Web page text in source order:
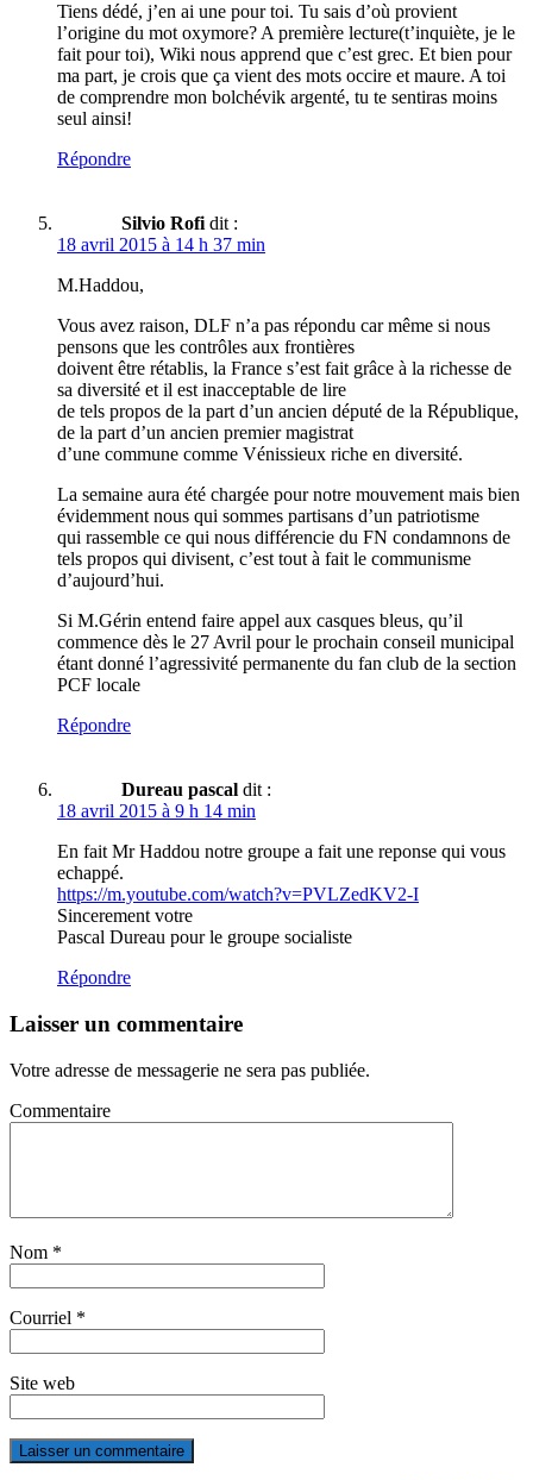
Tiens dédé, j’en ai une pour toi. Tu sais d’où provient
l’origine du mot oxymore? A première lecture(t’inquiète, je le
fait pour toi), Wiki nous apprend que c’est grec. Et bien pour
ma part, je crois que ça vient des mots occire et maure. A toi
de comprendre mon bolchévik argenté, tu te sentiras moins
seul ainsi!
Répondre
Silvio Rofi dit :
18 avril 2015 à 14 h 37 min
M.Haddou,
Vous avez raison, DLF n’a pas répondu car même si nous
pensons que les contrôles aux frontières
doivent être rétablis, la France s’est fait grâce à la richesse de
sa diversité et il est inacceptable de lire
de tels propos de la part d’un ancien député de la République,
de la part d’un ancien premier magistrat
d’une commune comme Vénissieux riche en diversité.
La semaine aura été chargée pour notre mouvement mais bien
évidemment nous qui sommes partisans d’un patriotisme
qui rassemble ce qui nous différencie du FN condamnons de
tels propos qui divisent, c’est tout à fait le communisme
d’aujourd’hui.
Si M.Gérin entend faire appel aux casques bleus, qu’il
commence dès le 27 Avril pour le prochain conseil municipal
étant donné l’agressivité permanente du fan club de la section
PCF locale
Répondre
Dureau pascal dit :
18 avril 2015 à 9 h 14 min
En fait Mr Haddou notre groupe a fait une reponse qui vous
echappé.
https://m.youtube.com/watch?v=PVLZedKV2-I
Sincerement votre
Pascal Dureau pour le groupe socialiste
Répondre
Laisser un commentaire
Votre adresse de messagerie ne sera pas publiée.
Commentaire
Nom *
Courriel *
Site web